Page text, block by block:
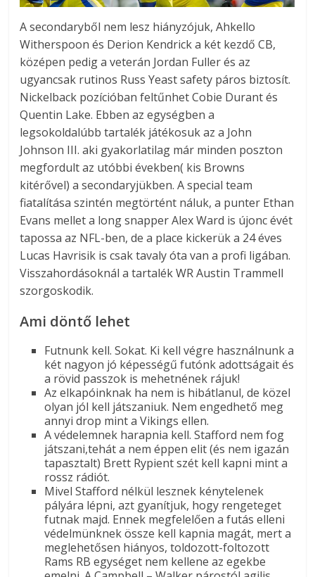
A secondaryből nem lesz hiányzójuk, Ahkello
Witherspoon és Derion Kendrick a két kezdő CB,
középen pedig a veterán Jordan Fuller és az
ugyancsak rutinos Russ Yeast safety páros biztosít.
Nickelback pozícióban feltűnhet Cobie Durant és
Quentin Lake. Ebben az egységben a
legsokoldalúbb tartalék játékosuk az a John
Johnson III. aki gyakorlatilag már minden poszton
megfordult az utóbbi években( kis Browns
kitérővel) a secondaryjükben. A special team
fiatalítása szintén megtörtént náluk, a punter Ethan
Evans mellet a long snapper Alex Ward is újonc évét
tapossa az NFL-ben, de a place kickerük a 24 éves
Lucas Havrisik is csak tavaly óta van a profi ligában.
Visszahordásoknál a tartalék WR Austin Trammell
szorgoskodik.
Ami döntő lehet
Futnunk kell. Sokat. Ki kell végre használnunk a
két nagyon jó képességű futónk adottságait és
a rövid passzok is mehetnének rájuk!
Az elkapóinknak ha nem is hibátlanul, de közel
olyan jól kell játszaniuk. Nem engedhető meg
annyi drop mint a Vikings ellen.
A védelemnek harapnia kell. Stafford nem fog
játszani,tehát a nem éppen elit (és nem igazán
tapasztalt) Brett Rypient szét kell kapni mint a
rossz rádiót.
Mivel Stafford nélkül lesznek kénytelenek
pályára lépni, azt gyanítjuk, hogy rengeteget
futnak majd. Ennek megfelelően a futás elleni
védelmünknek össze kell kapnia magát, mert a
meglehetősen hiányos, toldozott-foltozott
Rams RB egységet nem kellene az egekbe